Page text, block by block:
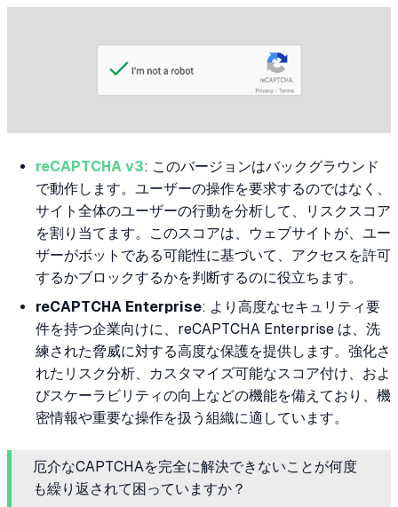
reCAPTCHA v3: このバージョンはバックグラウンド
で動作します。ユーザーの操作を要求するのではなく、
サイト全体のユーザーの行動を分析して、リスクスコア
を割り当てます。このスコアは、ウェブサイトが、ユー
ザーがボットである可能性に基づいて、アクセスを許可
するかブロックするかを判断するのに役立ちます。
reCAPTCHA Enterprise: より高度なセキュリティ要
件を持つ企業向けに、reCAPTCHA Enterprise は、洗
練された脅威に対する高度な保護を提供します。強化さ
れたリスク分析、カスタマイズ可能なスコア付け、およ
びスケーラビリティの向上などの機能を備えており、機
密情報や重要な操作を扱う組織に適しています。
厄介なCAPTCHAを完全に解決できないことが何度
も繰り返されて困っていますか？